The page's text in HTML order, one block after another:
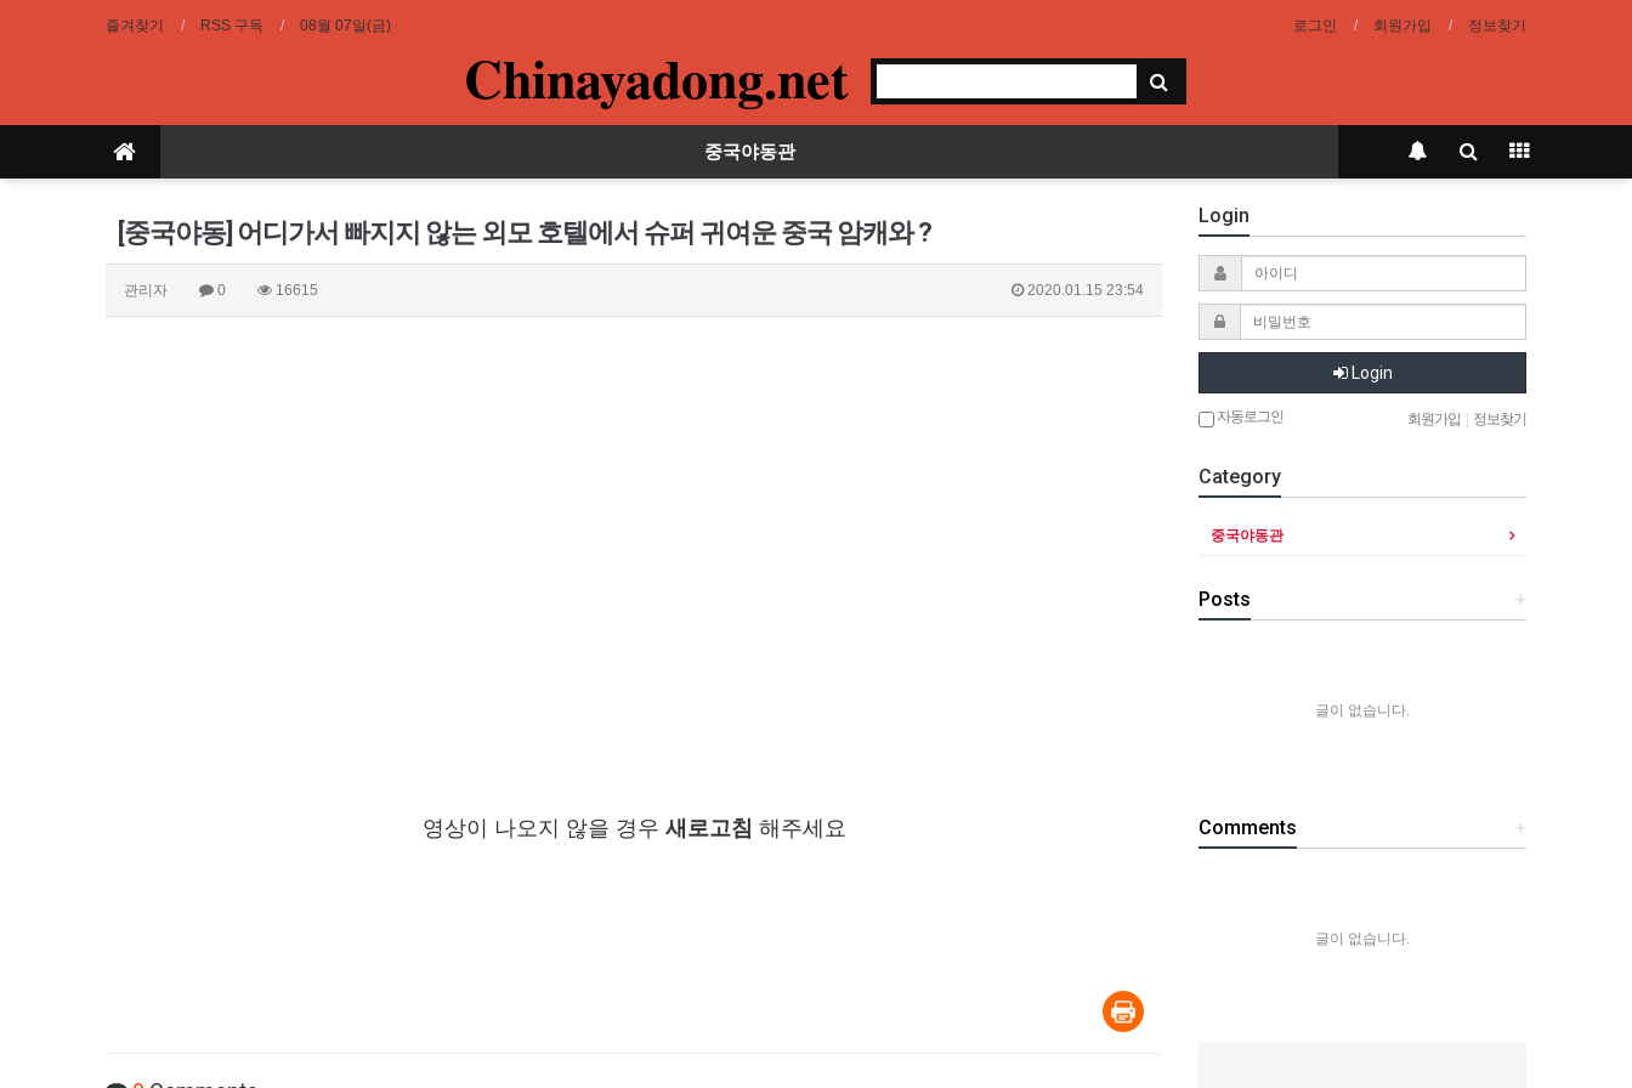
즐겨찾기 RSS 구독 08월 07일(금) 로그인 회원가입 정보찾기
Chinayadong.net
중국야동관
[중국야동] 어디가서 빠지지 않는 외모 호텔에서 슈퍼 귀여운 중국 암캐와 ?
관리자 0 16615 2020.01.15 23:54
영상이 나오지 않을 경우 새로고침 해주세요
Login
Login
자동로그인 회원가입 정보찾기
Category
중국야동관
+
Posts
글이 없습니다.
+
Comments
글이 없습니다.